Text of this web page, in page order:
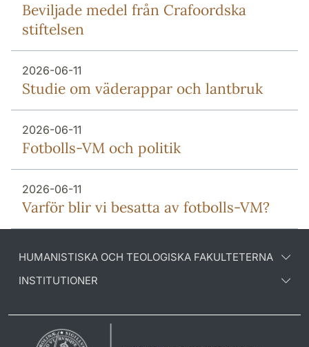
Beviljade medel från Crafoordska
stiftelsen
2026-06-11
Studie om väderappar och lantbruk
2026-06-11
Fotbolls-VM och politik
2026-06-11
Varför blir vi besatta av fotbolls-VM?
HUMANISTISKA OCH TEOLOGISKA FAKULTETERNA
INSTITUTIONER